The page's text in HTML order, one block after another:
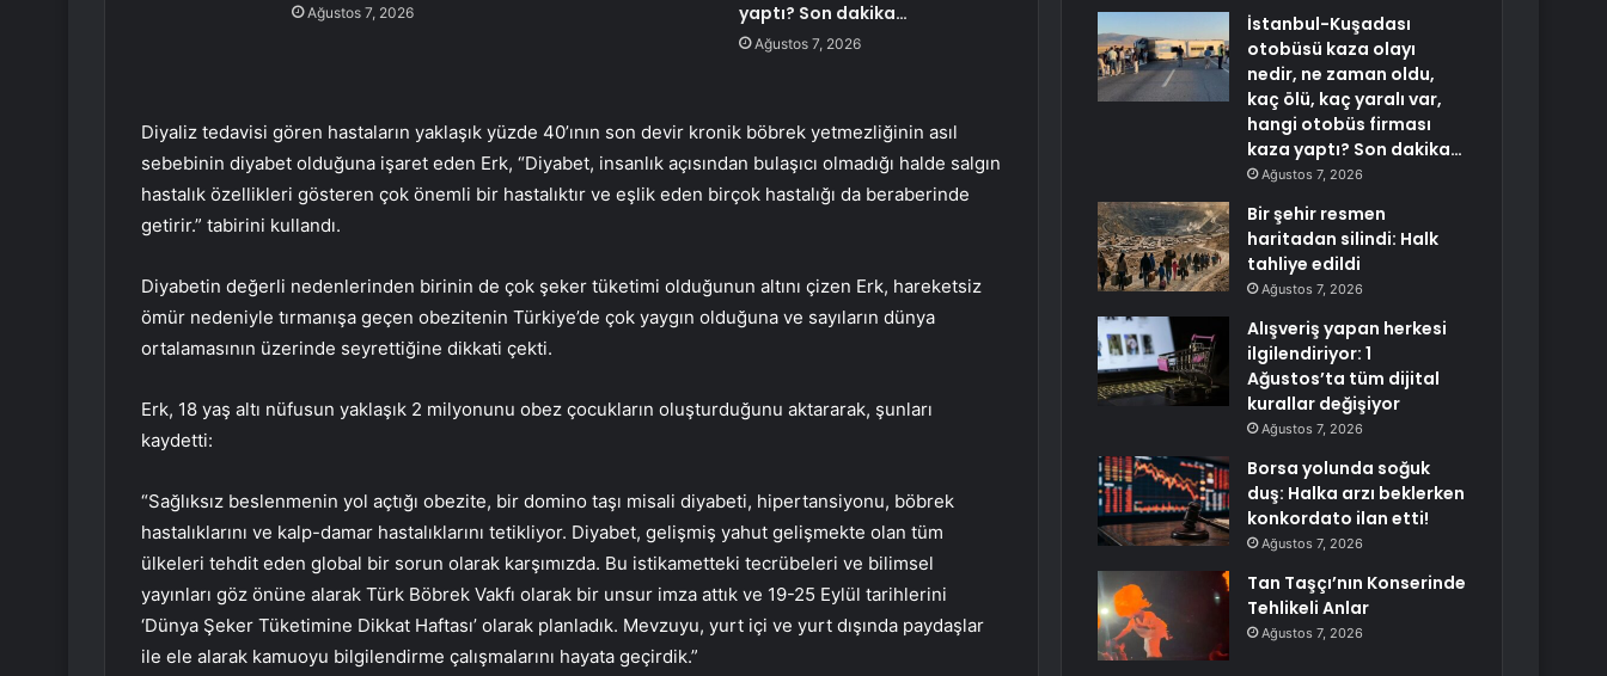
Ağustos 7, 2026
yaptı? Son dakika…
Ağustos 7, 2026
Diyaliz tedavisi gören hastaların yaklaşık yüzde 40’ının son devir kronik böbrek yetmezliğinin asıl
sebebinin diyabet olduğuna işaret eden Erk, “Diyabet, insanlık açısından bulaşıcı olmadığı halde salgın
hastalık özellikleri gösteren çok önemli bir hastalıktır ve eşlik eden birçok hastalığı da beraberinde
getirir.” tabirini kullandı.
Diyabetin değerli nedenlerinden birinin de çok şeker tüketimi olduğunun altını çizen Erk, hareketsiz
ömür nedeniyle tırmanışa geçen obezitenin Türkiye’de çok yaygın olduğuna ve sayıların dünya
ortalamasının üzerinde seyrettiğine dikkati çekti.
Erk, 18 yaş altı nüfusun yaklaşık 2 milyonunu obez çocukların oluşturduğunu aktararak, şunları
kaydetti:
“Sağlıksız beslenmenin yol açtığı obezite, bir domino taşı misali diyabeti, hipertansiyonu, böbrek
hastalıklarını ve kalp-damar hastalıklarını tetikliyor. Diyabet, gelişmiş yahut gelişmekte olan tüm
ülkeleri tehdit eden global bir sorun olarak karşımızda. Bu istikametteki tecrübeleri ve bilimsel
yayınları göz önüne alarak Türk Böbrek Vakfı olarak bir unsur imza attık ve 19-25 Eylül tarihlerini
‘Dünya Şeker Tüketimine Dikkat Haftası’ olarak planladık. Mevzuyu, yurt içi ve yurt dışında paydaşlar
ile ele alarak kamuoyu bilgilendirme çalışmalarını hayata geçirdik.”
İstanbul-Kuşadası
otobüsü kaza olayı
nedir, ne zaman oldu,
kaç ölü, kaç yaralı var,
hangi otobüs firması
kaza yaptı? Son dakika…
Ağustos 7, 2026
Bir şehir resmen
haritadan silindi: Halk
tahliye edildi
Ağustos 7, 2026
Alışveriş yapan herkesi
ilgilendiriyor: 1
Ağustos’ta tüm dijital
kurallar değişiyor
Ağustos 7, 2026
Borsa yolunda soğuk
duş: Halka arzı beklerken
konkordato ilan etti!
Ağustos 7, 2026
Tan Taşçı’nın Konserinde
Tehlikeli Anlar
Ağustos 7, 2026